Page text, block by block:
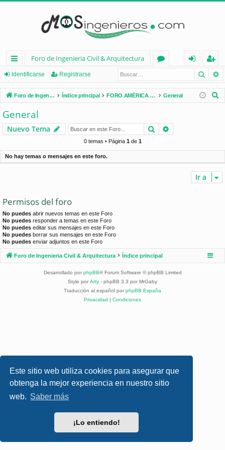
Este sitio web utiliza cookies para asegurar que
obtenga la mejor experiencia en nuestro sitio
web. Saber más
¡Lo entiendo!
nl
ac
es
rá
pi
d
Foro de Ingenieria Civil & Arquitectura
os
nt
ifi
e
eg
ist
ra
Identificarse Registrarse
Foro de Ingenieria Civil & Arquitectura Índice principal FORO AMÉRICA LATINA General
r
General
Nuevo Tema Buscar
0 temas • Página 1de 1
No hay temas o mensajes en este foro.
Ir a
Permisos del foro
No puedes abrir nuevos temas en este Foro
No puedes responder a temas en este Foro
No puedes editar sus mensajes en este Foro
No puedes borrar sus mensajes en este Foro
No puedes enviar adjuntos en este Foro
Foro de Ingenieria Civil & Arquitectura Índice principal
Desarrollado por phpBB® Forum Software © phpBB Limited
Style por Arty - phpBB 3.3 por MrGaby
Traducción al español por phpBB España
Privacidad | Condiciones